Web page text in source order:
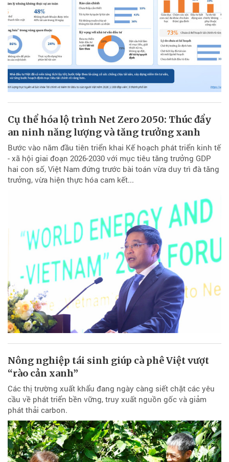
Cụ thể hóa lộ trình Net Zero 2050: Thúc đẩy
an ninh năng lượng và tăng trưởng xanh
Bước vào năm đầu tiên triển khai Kế hoạch phát triển kinh tế
- xã hội giai đoạn 2026-2030 với mục tiêu tăng trưởng GDP
hai con số, Việt Nam đứng trước bài toán vừa duy trì đà tăng
trưởng, vừa hiện thực hóa cam kết...
Nông nghiệp tái sinh giúp cà phê Việt vượt
“rào cản xanh”
Các thị trường xuất khẩu đang ngày càng siết chặt các yêu
cầu về phát triển bền vững, truy xuất nguồn gốc và giảm
phát thải carbon.